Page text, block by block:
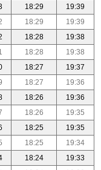
18:29
19:39
18:29
19:39
18:28
19:38
18:28
19:38
18:27
19:37
18:27
19:36
18:26
19:36
18:26
19:35
18:25
19:35
18:25
19:34
18:24
19:33